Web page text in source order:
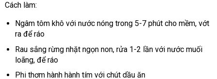
Cách làm:
Ngâm tôm khô với nước nóng trong 5-7 phút cho mềm, vớt
ra để ráo
Rau sắng rừng nhặt ngọn non, rửa 1-2 lần với nước muối
loãng, để ráo
Phi thơm hành hành tím với chút dầu ăn